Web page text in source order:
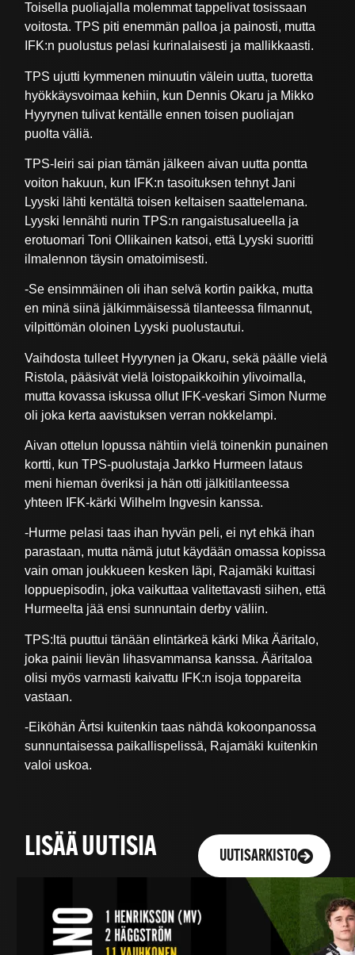
Toisella puoliajalla molemmat tappelivat tosissaan
voitosta. TPS piti enemmän palloa ja painosti, mutta
IFK:n puolustus pelasi kurinalaisesti ja mallikkaasti.
TPS ujutti kymmenen minuutin välein uutta, tuoretta
hyökkäysvoimaa kehiin, kun Dennis Okaru ja Mikko
Hyyrynen tulivat kentälle ennen toisen puoliajan
puolta väliä.
TPS-leiri sai pian tämän jälkeen aivan uutta pontta
voiton hakuun, kun IFK:n tasoituksen tehnyt Jani
Lyyski lähti kentältä toisen keltaisen saattelemana.
Lyyski lennähti nurin TPS:n rangaistusalueella ja
erotuomari Toni Ollikainen katsoi, että Lyyski suoritti
ilmalennon täysin omatoimisesti.
-Se ensimmäinen oli ihan selvä kortin paikka, mutta
en minä siinä jälkimmäisessä tilanteessa filmannut,
vilpittömän oloinen Lyyski puolustautui.
Vaihdosta tulleet Hyyrynen ja Okaru, sekä päälle vielä
Ristola, pääsivät vielä loistopaikkoihin ylivoimalla,
mutta kovassa iskussa ollut IFK-veskari Simon Nurme
oli joka kerta aavistuksen verran nokkelampi.
Aivan ottelun lopussa nähtiin vielä toinenkin punainen
kortti, kun TPS-puolustaja Jarkko Hurmeen lataus
meni hieman överiksi ja hän otti jälkitilanteessa
yhteen IFK-kärki Wilhelm Ingvesin kanssa.
-Hurme pelasi taas ihan hyvän peli, ei nyt ehkä ihan
parastaan, mutta nämä jutut käydään omassa kopissa
vain oman joukkueen kesken läpi, Rajamäki kuittasi
loppuepisodin, joka vaikuttaa valitettavasti siihen, että
Hurmeelta jää ensi sunnuntain derby väliin.
TPS:ltä puuttui tänään elintärkeä kärki Mika Ääritalo,
joka painii lievän lihasvammansa kanssa. Ääritaloa
olisi myös varmasti kaivattu IFK:n isoja toppareita
vastaan.
-Eiköhän Ärtsi kuitenkin taas nähdä kokoonpanossa
sunnuntaisessa paikallispelissä, Rajamäki kuitenkin
valoi uskoa.
LISÄÄ UUTISIA UUTISARKISTO